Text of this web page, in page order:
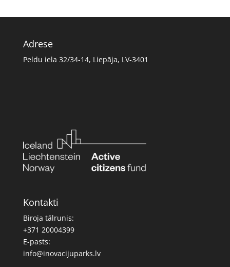
Adrese
Peldu iela 32/34-14, Liepāja, LV-3401
Kontakti
Biroja tālrunis:
+371 20004399
E-pasts:
info@inovacijuparks.lv